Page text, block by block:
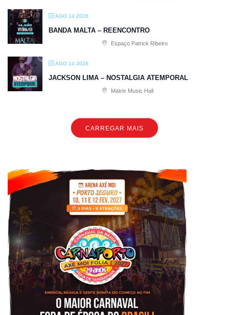
AGO 14 2026
BANDA MALTA – REENCONTRO
Espaço Patrick Ribeiro
AGO 14 2026
JACKSON LIMA – NOSTALGIA ATEMPORAL
Matrix Music Hall
CARREGAR MAIS